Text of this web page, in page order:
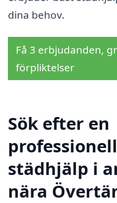
dina behov.
Få 3 erbjudanden,
förpliktelser
Sök efter en
städhjälp i
nära